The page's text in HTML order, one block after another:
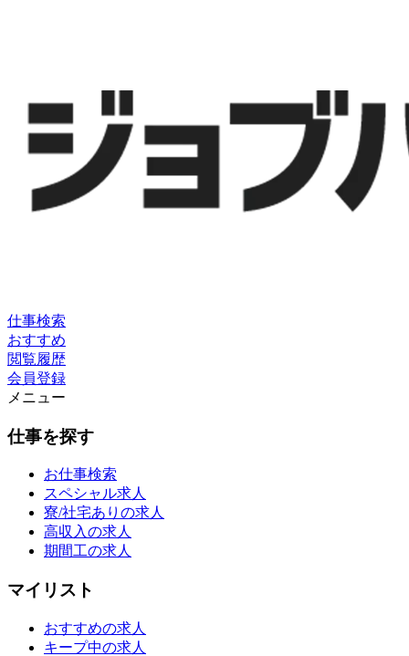
仕事検索
おすすめ
閲覧履歴
会員登録
メニュー
仕事を探す
お仕事検索
スペシャル求人
寮/社宅ありの求人
高収入の求人
期間工の求人
マイリスト
おすすめの求人
キープ中の求人